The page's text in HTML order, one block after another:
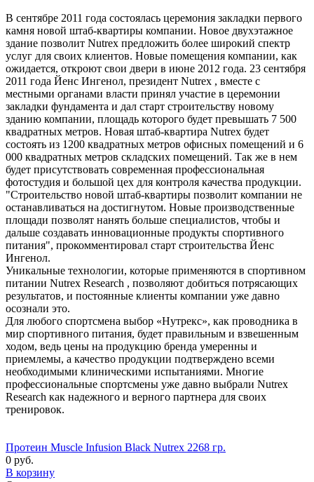
В сентябре 2011 года состоялась церемония закладки первого
камня новой штаб-квартиры компании. Новое двухэтажное
здание позволит Nutrex предложить более широкий спектр
услуг для своих клиентов. Новые помещения компании, как
ожидается, откроют свои двери в июне 2012 года. 23 сентября
2011 года Йенс Ингенол, президент Nutrex , вместе с
местными органами власти принял участие в церемонии
закладки фундамента и дал старт строительству новому
зданию компании, площадь которого будет превышать 7 500
квадратных метров. Новая штаб-квартира Nutrex будет
состоять из 1200 квадратных метров офисных помещений и 6
000 квадратных метров складских помещений. Так же в нем
будет присутствовать современная профессиональная
фотостудия и большой цех для контроля качества продукции.
"Строительство новой штаб-квартиры позволит компании не
останавливаться на достигнутом. Новые производственные
площади позволят нанять больше специалистов, чтобы и
дальше создавать инновационные продукты спортивного
питания", прокомментировал старт строительства Йенс
Ингенол.
Уникальные технологии, которые применяются в спортивном
питании Nutrex Research , позволяют добиться потрясающих
результатов, и постоянные клиенты компании уже давно
осознали это.
Для любого спортсмена выбор «Нутрекс», как проводника в
мир спортивного питания, будет правильным и взвешенным
ходом, ведь цены на продукцию бренда умеренны и
приемлемы, а качество продукции подтверждено всеми
необходимыми клиническими испытаниями. Многие
профессиональные спортсмены уже давно выбрали Nutrex
Research как надежного и верного партнера для своих
тренировок.
Протеин Muscle Infusion Black Nutrex 2268 гр.
0 руб.
В корзину